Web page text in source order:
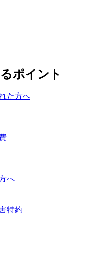
ポイント
た方へ
へ
特約